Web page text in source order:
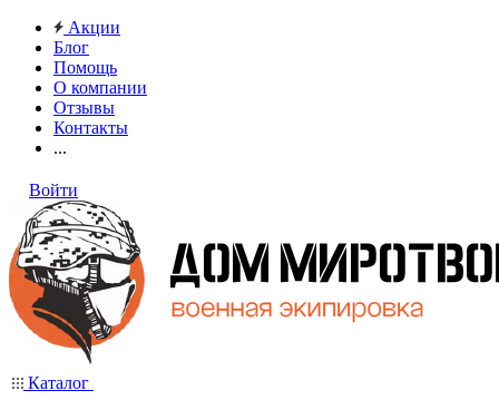
Акции
Блог
Помощь
О компании
Отзывы
Контакты
...
Войти
Каталог